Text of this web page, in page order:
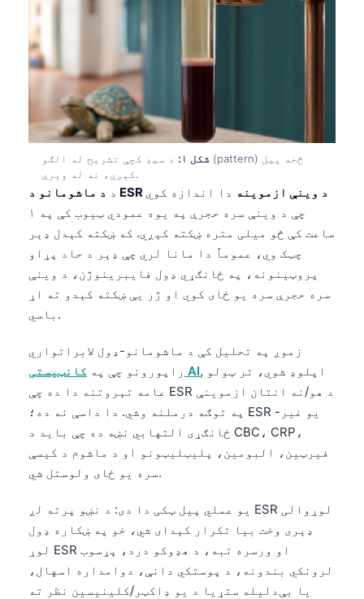
شکل ۱:
د سیډ کچې تشریح له الګو (pattern) څخه پیل
کېږي، نه له وېرې.
د د ماشومانو د ESR د وینې ازموینه دا اندازه کوي
چې د وینې سره حجرې په یوه عمودي ټیوب کې په ۱
ساعت کې څو میلی متره ښکته کېږي. که ښکته کېدل ډېر
چټک وي، عموماً دا مانا لري چې ډېر د حاد پړاو
پروټینونه، په ځانګړي ډول فایبرینوژن، د وینې
سره حجرې سره یو ځای کوي او ژر یې ښکته کېدو ته اړ
باسي.
زموږ په تحلیل کې د ماشومانو-ډول لابراتواري
راپورونو چې په کانټیستی AI, اپلوډ شوي، تر ټولو
عامه تېروتنه دا ده چې ESR د هو/نه انتان ازموینې
په توګه درملنه وشي. دا داسې نه ده؛ ESR یو غیر-
ځانګړی التهابي نښه ده چې باید د CBC، CRP،
فیرټین، البومین، پلیټلیټونو او د ماشوم د کیسې
سره یو ځای ولوستل شي.
یو عملي پیل ټکی دا دی: د نښو پرته لږ ESR لوړوالی
ډېری وخت بیا تکرار کېدای شي، خو په ښکاره ډول
لوړ ESR او ورسره تبه، د هډوکو درد، پړسوب
لرونکي بندونه، د پوستکي دانې، دوامداره اسهال،
یا بې‌دلیله ستړیا د یو ډاکټر/کلینیسین نظر ته